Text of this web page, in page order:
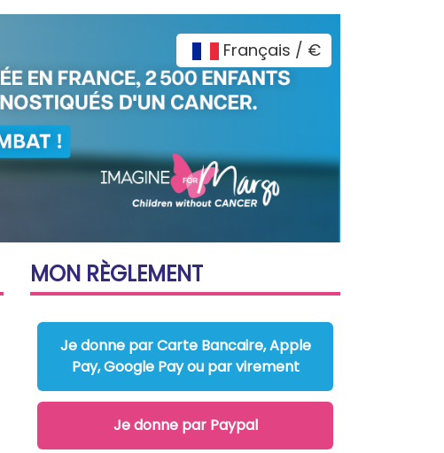
Français / €
MON RÈGLEMENT
Je donne par Carte Bancaire, Apple
Pay, Google Pay ou par virement
Je donne par Paypal